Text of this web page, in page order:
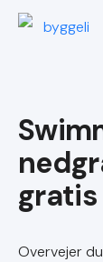
Overvejer